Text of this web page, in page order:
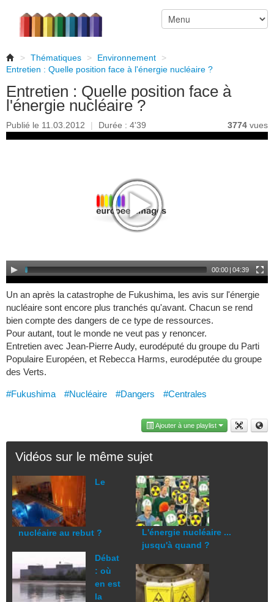
> Thématiques > Environnement
>
Entretien : Quelle position face à l'énergie nucléaire ?
Entretien : Quelle position face à
l'énergie nucléaire ?
Publié le 11.03.2012 | Durée : 4'39 3774 vues
00:00 | 04:39
Un an après la catastrophe de Fukushima, les avis sur l'énergie
nucléaire sont encore plus tranchés qu'avant. Chacun se rend
bien compte des dangers de ce type de ressources.
Pour autant, tout le monde ne veut pas y renoncer.
Entretien avec Jean-Pierre Audy, eurodéputé du groupe du Parti
Populaire Européen, et Rebecca Harms, eurodéputée du groupe
des Verts.
#Fukushima #Nucléaire #Dangers #Centrales
Ajouter à une playlist
Vidéos sur le même sujet
Le
nucléaire au rebut ?
Débat
: où
en est
la
L'énergie nucléaire ...
jusqu'à quand ?